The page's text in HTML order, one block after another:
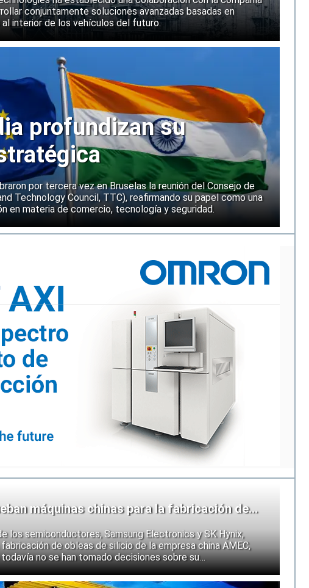
conjuntamente soluciones avanzadas basadas en
interior de los vehículos del futuro.
profundizan su
por tercera vez en Bruselas la reunión del Consejo de
Technology Council, TTC), reafirmando su papel como una
en materia de comercio, tecnología y seguridad.
máquinas chinas para la fabricación de
los semiconductores, Samsung Electronics y SK Hynix,
de obleas de silicio de la empresa china AMEC,
no se han tomado decisiones sobre su
los fabricantes coreanos muestran que se están preparando
de las restricciones estadounidenses a la